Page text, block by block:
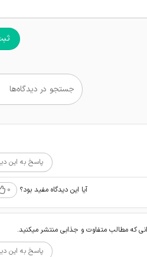
جستجو در دیدگاه‌ها
پاسخ به این
آیا این دیدگاه مفید بود؟ 0
که مطالب متفاوت و جذابی منتشر میکنید.
پاسخ به این